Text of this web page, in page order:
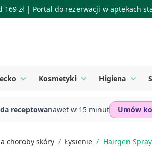
169 zł | Portal do rezerwacji w aptekach
Suplementy
Toggle submenu for Mama i dziecko
Kosmetyki Toggle submenu for
Higiena
receptowanawet w 15 minut Umów
choroby skóry / Łysienie / Hairgen